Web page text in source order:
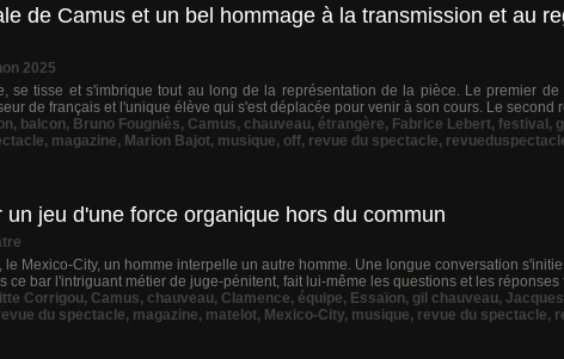
de Camus et un bel hommage à la transmission et au
2025
se tisse et s'imbrique tout au long de la représentation de la pièce. Le premier
de français et l'unique élève qui s'est déplacée pour venir à son cours. Le second
, balcon, Bruno Fougniès, Camus, chauveau, étrangère, Fabrice Lebert, festival ,
, magazine, Marion Bajot, musique, off, revue du spectacle,
jeu d'une force organique hors du commun
le Mexico-City, un homme interpelle un autre homme. Une longue conversation
ce bar l'intriguant métier de juge-pénitent, fait lui-même les questions et les réponses
Corrigou, Camus, chauveau, Clamence, équipe, Essaïon, gil chauveau,
du spectacle, magazine, matelot, Mexico-City, musique, revue du spectacle,